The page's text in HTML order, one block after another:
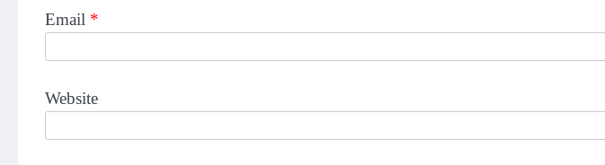
Email *
Website